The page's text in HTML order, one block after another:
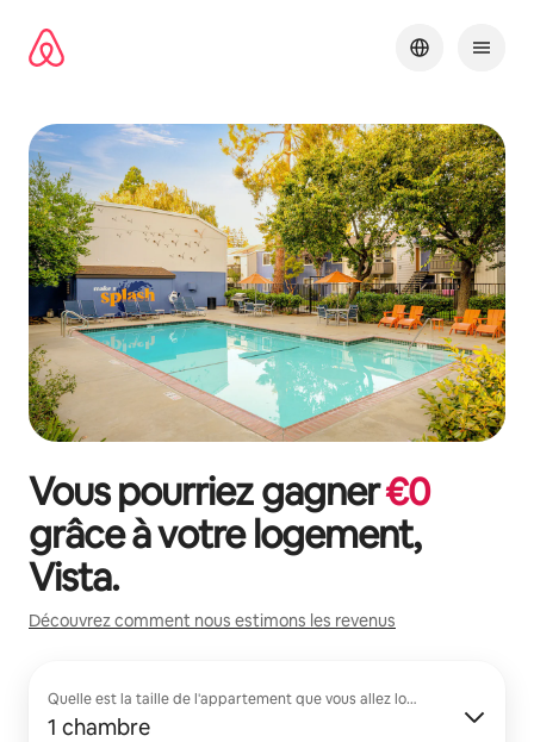
directement
Vous pourriez gagner€0
grâce à votre logement,
Vista.
Découvrez comment nous estimons les revenus
Quelle est la taille de l'appartement que vous allez louer ?
1 chambre